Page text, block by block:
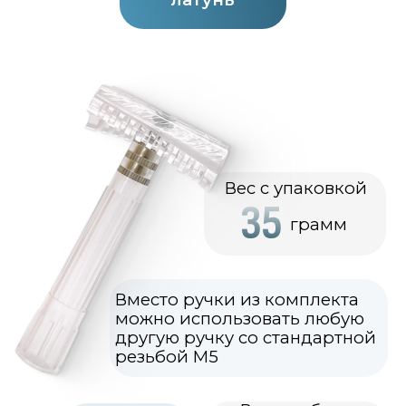
первый косорез.
На самом деле многие люди все
и всегда режут под углом и делают
это интуитивно. И не зря. Ведь при
косом срезе вектор силы имеет
сразу два направления.
А значит, волос срезается под
корень.
Таким образом, работа Т-бритвы